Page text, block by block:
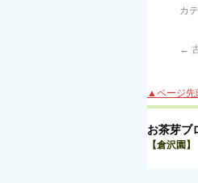
カ
←
▲ページ先
お茶芽ブ
【倉沢園】